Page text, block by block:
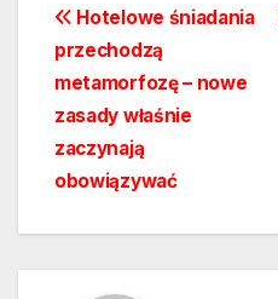
Nawigacja
wpisu
Hotelowe śniadania
przechodzą
metamorfozę – nowe
zasady właśnie
zaczynają
obowiązywać